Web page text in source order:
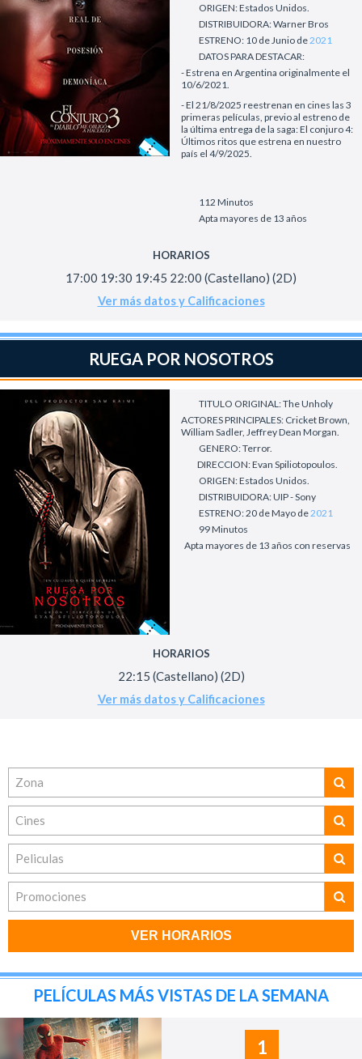
ORIGEN: Estados Unidos.
DISTRIBUIDORA: Warner Bros
ESTRENO: 10 de Junio de2021
DATOS PARA DESTACAR:
- Estrena en Argentina originalmente el
10/6/2021.
- El 21/8/2025 reestrenan en cines las 3
primeras películas, previo al estreno de
la última entrega de la saga: El conjuro 4:
Últimos ritos que estrena en nuestro
país el 4/9/2025.
112 Minutos
Apta mayores de 13 años
HORARIOS
17:00 19:30 19:45 22:00 (Castellano) (2D)
Ver más datos y Calificaciones
RUEGA POR NOSOTROS
TITULO ORIGINAL: The Unholy
ACTORES PRINCIPALES: Cricket Brown,
William Sadler, Jeffrey Dean Morgan.
GENERO: Terror.
DIRECCION: Evan Spiliotopoulos.
ORIGEN: Estados Unidos.
DISTRIBUIDORA: UIP - Sony
ESTRENO: 20 de Mayo de2021
99 Minutos
Apta mayores de 13 años con reservas
HORARIOS
22:15 (Castellano) (2D)
Ver más datos y Calificaciones
Zona
Cines
Peliculas
Promociones
VER HORARIOS
PELÍCULAS MÁS VISTAS DE LA SEMANA
1